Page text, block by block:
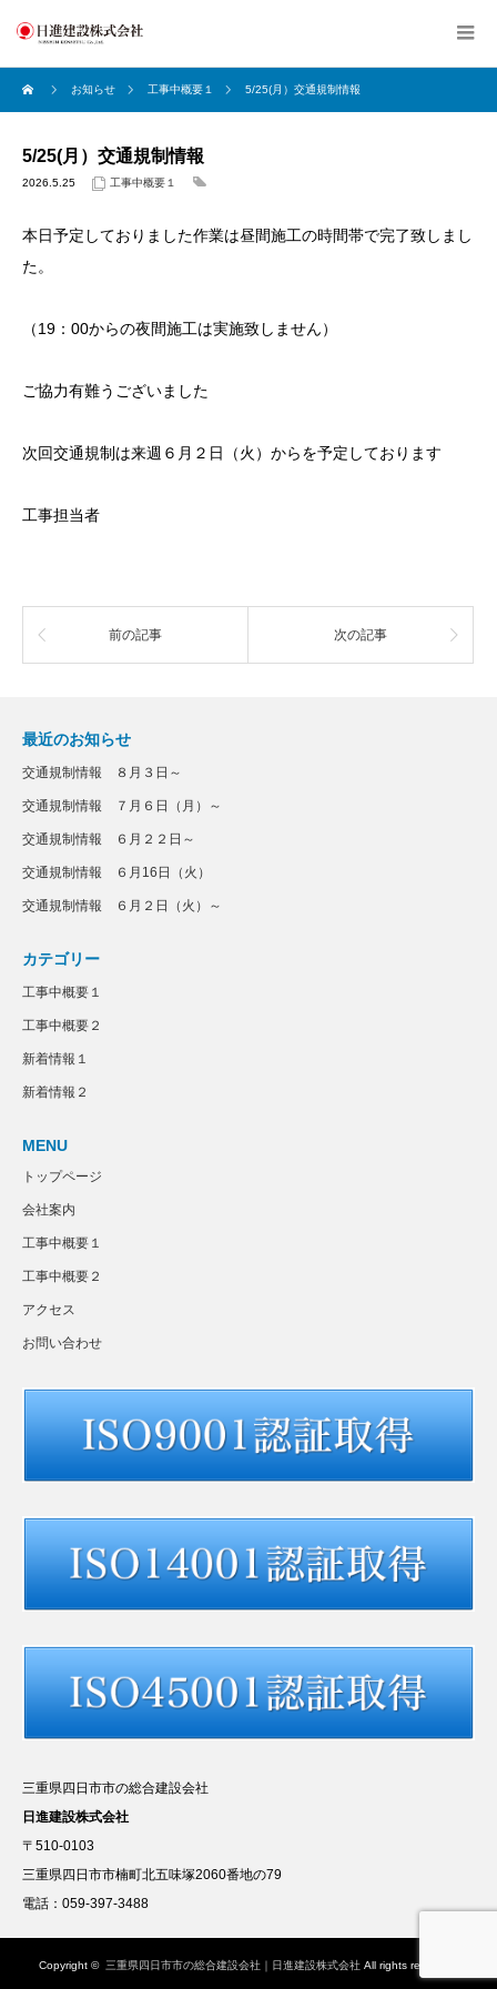
お知らせ 工事中概要１ 5/25(月）交通規制情報
5/25(月）交通規制情報
2026.5.25 工事中概要１
本日予定しておりました作業は昼間施工の時間帯で完了致しまし
た。
（19：00からの夜間施工は実施致しません）
ご協力有難うございました
次回交通規制は来週６月２日（火）からを予定しております
工事担当者
前の記事 次の記事
最近のお知らせ
交通規制情報 ８月３日～
交通規制情報 ７月６日（月）～
交通規制情報 ６月２２日～
交通規制情報 ６月16日（火）
交通規制情報 ６月２日（火）～
カテゴリー
工事中概要１
工事中概要２
新着情報１
新着情報２
MENU
トップページ
会社案内
工事中概要１
工事中概要２
アクセス
お問い合わせ
三重県四日市市の総合建設会社
日進建設株式会社
〒510-0103
三重県四日市市楠町北五味塚2060番地の79
電話：059-397-3488
Copyright © 三重県四日市市の総合建設会社｜日進建設株式会社 All rights reserved.